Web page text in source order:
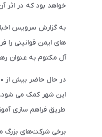
خواهد بود که در اثر آن حدود ۴ میلیارد دلار تولید ناخالص
به گزارش سرویس
های ایمن قوانینی را
آل مکتوم به عنوان رهبر
این شهر کمک می شود.
طریق فراهم سازی
برخی شرکت‌های بزرگ